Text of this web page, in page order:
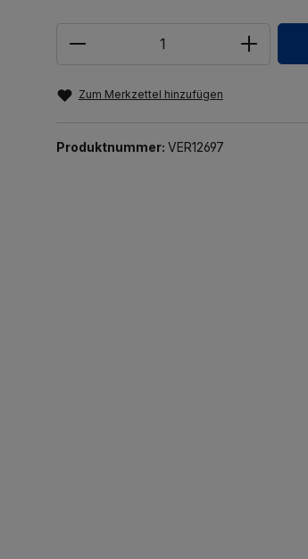
Zum Merkzettel hinzufügen
Produktnummer: VER12697